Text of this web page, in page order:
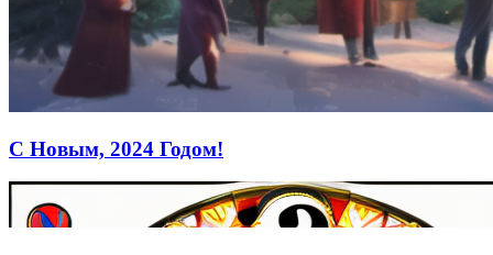
С Новым, 2024 Годом!